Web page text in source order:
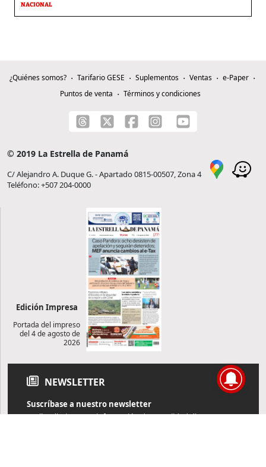
NACIONAL
¿Quiénes somos? Tarifario GESE Suplementos Ventas
e-Paper
Puntos de venta
Términos y condiciones
© 2019 La Estrella de Panamá
C/ Alejandro A. Duque G. - Apartado 0815-00507, Zona 4
Teléfono: +507 204-0000
Edición Impresa
Portada del impreso
del 4 de agosto de
2026
NEWSLETTER
Suscríbase a nuestro newsletter
Reciba diariamente información de actualidad directamente en